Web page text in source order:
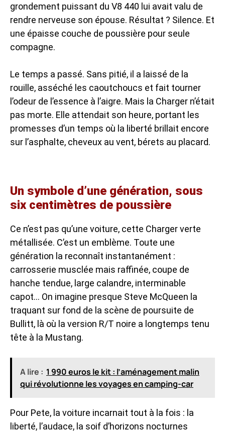
grondement puissant du V8 440 lui avait valu de
rendre nerveuse son épouse. Résultat ? Silence. Et
une épaisse couche de poussière pour seule
compagne.
Le temps a passé. Sans pitié, il a laissé de la
rouille, asséché les caoutchoucs et fait tourner
l’odeur de l’essence à l’aigre. Mais la Charger n’était
pas morte. Elle attendait son heure, portant les
promesses d’un temps où la liberté brillait encore
sur l’asphalte, cheveux au vent, bérets au placard.
Un symbole d’une génération, sous
six centimètres de poussière
Ce n’est pas qu’une voiture, cette Charger verte
métallisée. C’est un emblème. Toute une
génération la reconnaît instantanément :
carrosserie musclée mais raffinée, coupe de
hanche tendue, large calandre, interminable
capot… On imagine presque Steve McQueen la
traquant sur fond de la scène de poursuite de
Bullitt, là où la version R/T noire a longtemps tenu
tête à la Mustang.
A lire : 1 990 euros le kit : l’aménagement malin
qui révolutionne les voyages en camping-car
Pour Pete, la voiture incarnait tout à la fois : la
liberté, l’audace, la soif d’horizons nocturnes